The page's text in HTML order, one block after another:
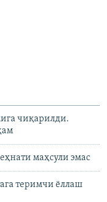
чиқарилди.
маҳсули эмас
теримчи ёллаш